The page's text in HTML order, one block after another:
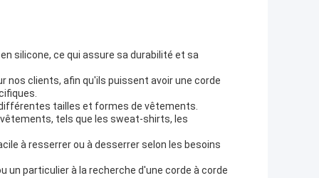
silicone, ce qui assure sa durabilité et sa
nos clients, afin qu'ils puissent avoir une corde
tailles et formes de vêtements.
tels que les sweat-shirts, les
à resserrer ou à desserrer selon les besoins
un particulier à la recherche d'une corde à corde